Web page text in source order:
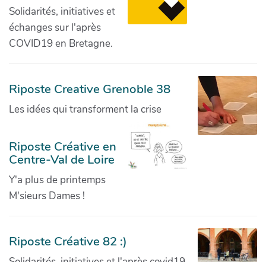
Solidarités, initiatives et
échanges sur l'après
COVID19 en Bretagne.
Riposte Creative Grenoble 38
Les idées qui transforment la crise
Riposte Créative en
Centre-Val de Loire
Y'a plus de printemps
M'sieurs Dames !
Riposte Créative 82 :)